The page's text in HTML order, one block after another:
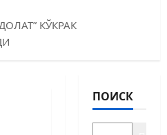
КЎКРАК
ПОИСК